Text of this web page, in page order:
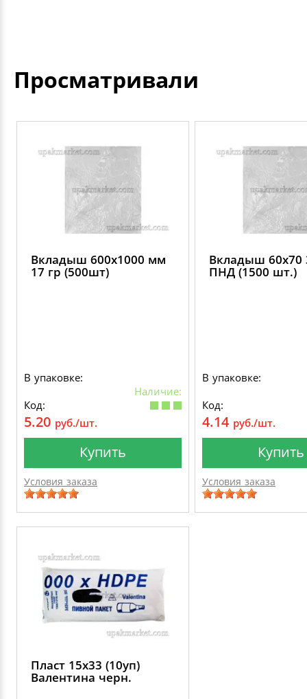
Просматривали
Вкладыш 600х1000 мм
17 гр (500шт)
В упаковке:
Наличие:
Код:
5.20 руб./шт.
Купить
Условия заказа
Вкладыш 60х70
ПНД (1500 шт.)
В упаковке:
Код:
4.14 руб./шт.
Купить
Условия заказа
Пласт 15х33 (10уп)
Валентина черн.